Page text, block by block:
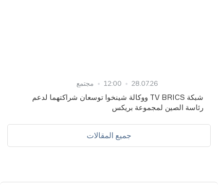
28.07.26
12:00 مجتمع
شبكة TV BRICS ووكالة شينخوا توسعان شراكتهما لدعم
رئاسة الصين لمجموعة بريكس
جميع المقالات